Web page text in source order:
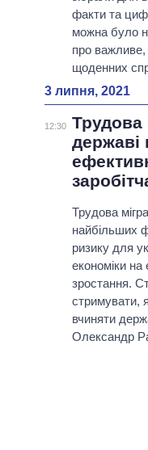
факти та
можна було
про важливе,
щоденних
3 липня, 2021
12:30 Трудова
державі
Трудова
найбільших
ризику для
економіки на
зростання.
стримувати,
вчиняти
Олександр